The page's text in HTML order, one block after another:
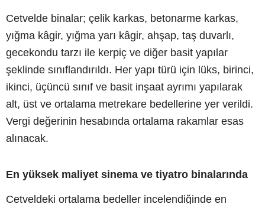
Cetvelde binalar; çelik karkas, betonarme karkas,
yığma kâgir, yığma yarı kâgir, ahşap, taş duvarlı,
gecekondu tarzı ile kerpiç ve diğer basit yapılar
şeklinde sınıflandırıldı. Her yapı türü için lüks, birinci,
ikinci, üçüncü sınıf ve basit inşaat ayrımı yapılarak
alt, üst ve ortalama metrekare bedellerine yer verildi.
Vergi değerinin hesabında ortalama rakamlar esas
alınacak.
En yüksek maliyet sinema ve tiyatro binalarında
Cetveldeki ortalama bedeller incelendiğinde en